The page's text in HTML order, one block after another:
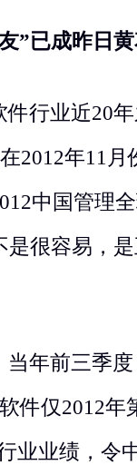
已成昨日黄
行业近20年
2012年11
中国管理
是很容易，
年前三季度
件仅2012年
业业绩，令